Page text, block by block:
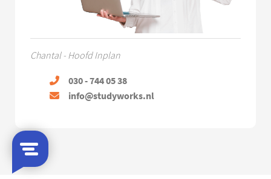
Chantal - Hoofd Inplan
030 - 744 05 38
info@studyworks.nl